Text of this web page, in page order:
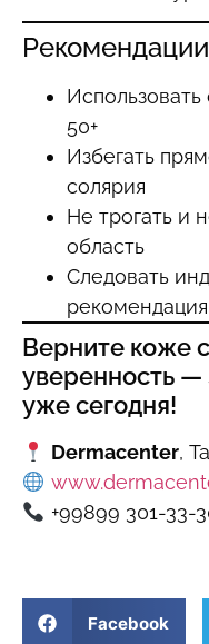
50+
Избегать
солярия
Не трогать и
область
Следовать
Верните коже
уверенность
уже сегодня!
Dermacenter,
+99899 301-33-
Facebook